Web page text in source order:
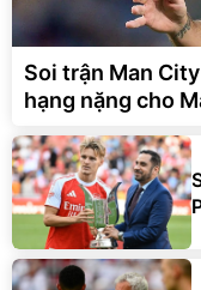
Soi trận Man
hạng nặng cho